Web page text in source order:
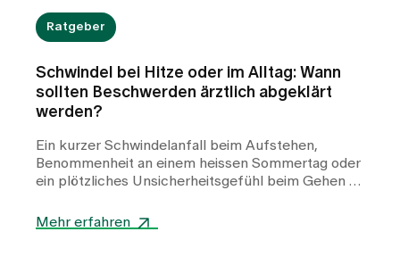
Ratgeber
Schwindel bei Hitze oder im Alltag: Wann
sollten Beschwerden ärztlich abgeklärt
werden?
Ein kurzer Schwindelanfall beim Aufstehen,
Benommenheit an einem heissen Sommertag oder
ein plötzliches Unsicherheitsgefühl beim Gehen –
Betroffene häufig verunsichern. Während Hitze
Mehr erfahren